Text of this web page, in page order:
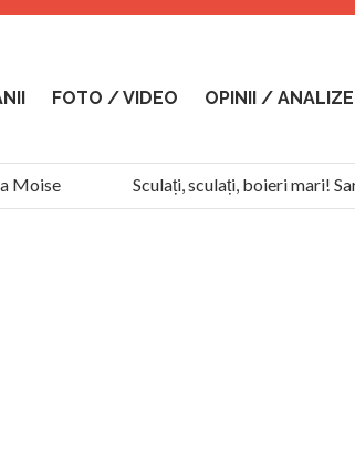
FOTO / VIDEO OPINII / ANALIZE
Sculați, sculați, boieri mari! Sara
de la Humanitas militează pentru